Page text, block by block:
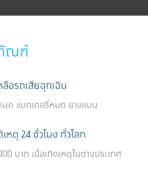
ณฑ์
ลือรถเสียฉุกเฉิน
มด แบตเตอรี่หมด ยางแบน
หตุ 24 ชั่วโมง ทั่วโลก
บาท เมื่อเกิดเหตุในต่างประเทศ